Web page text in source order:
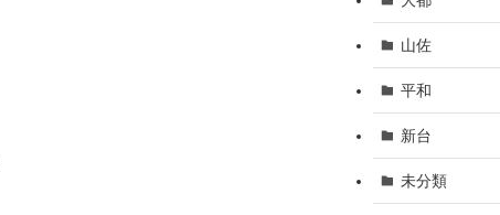
山佐
平和
新台
未分類